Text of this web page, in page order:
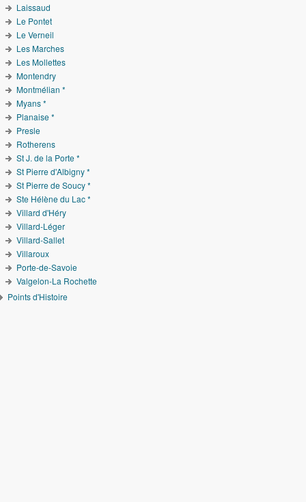
Laissaud
Le Pontet
Le Verneil
Les Marches
Les Mollettes
Montendry
Montmélian *
Myans *
Planaise *
Presle
Rotherens
St J. de la Porte *
St Pierre d'Albigny *
St Pierre de Soucy *
Ste Hélène du Lac *
Villard d'Héry
Villard-Léger
Villard-Sallet
Villaroux
Porte-de-Savoie
Valgelon-La Rochette
Points d'Histoire